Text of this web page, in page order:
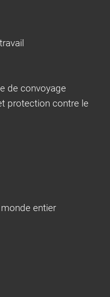
de convoyage
protection contre le
entier